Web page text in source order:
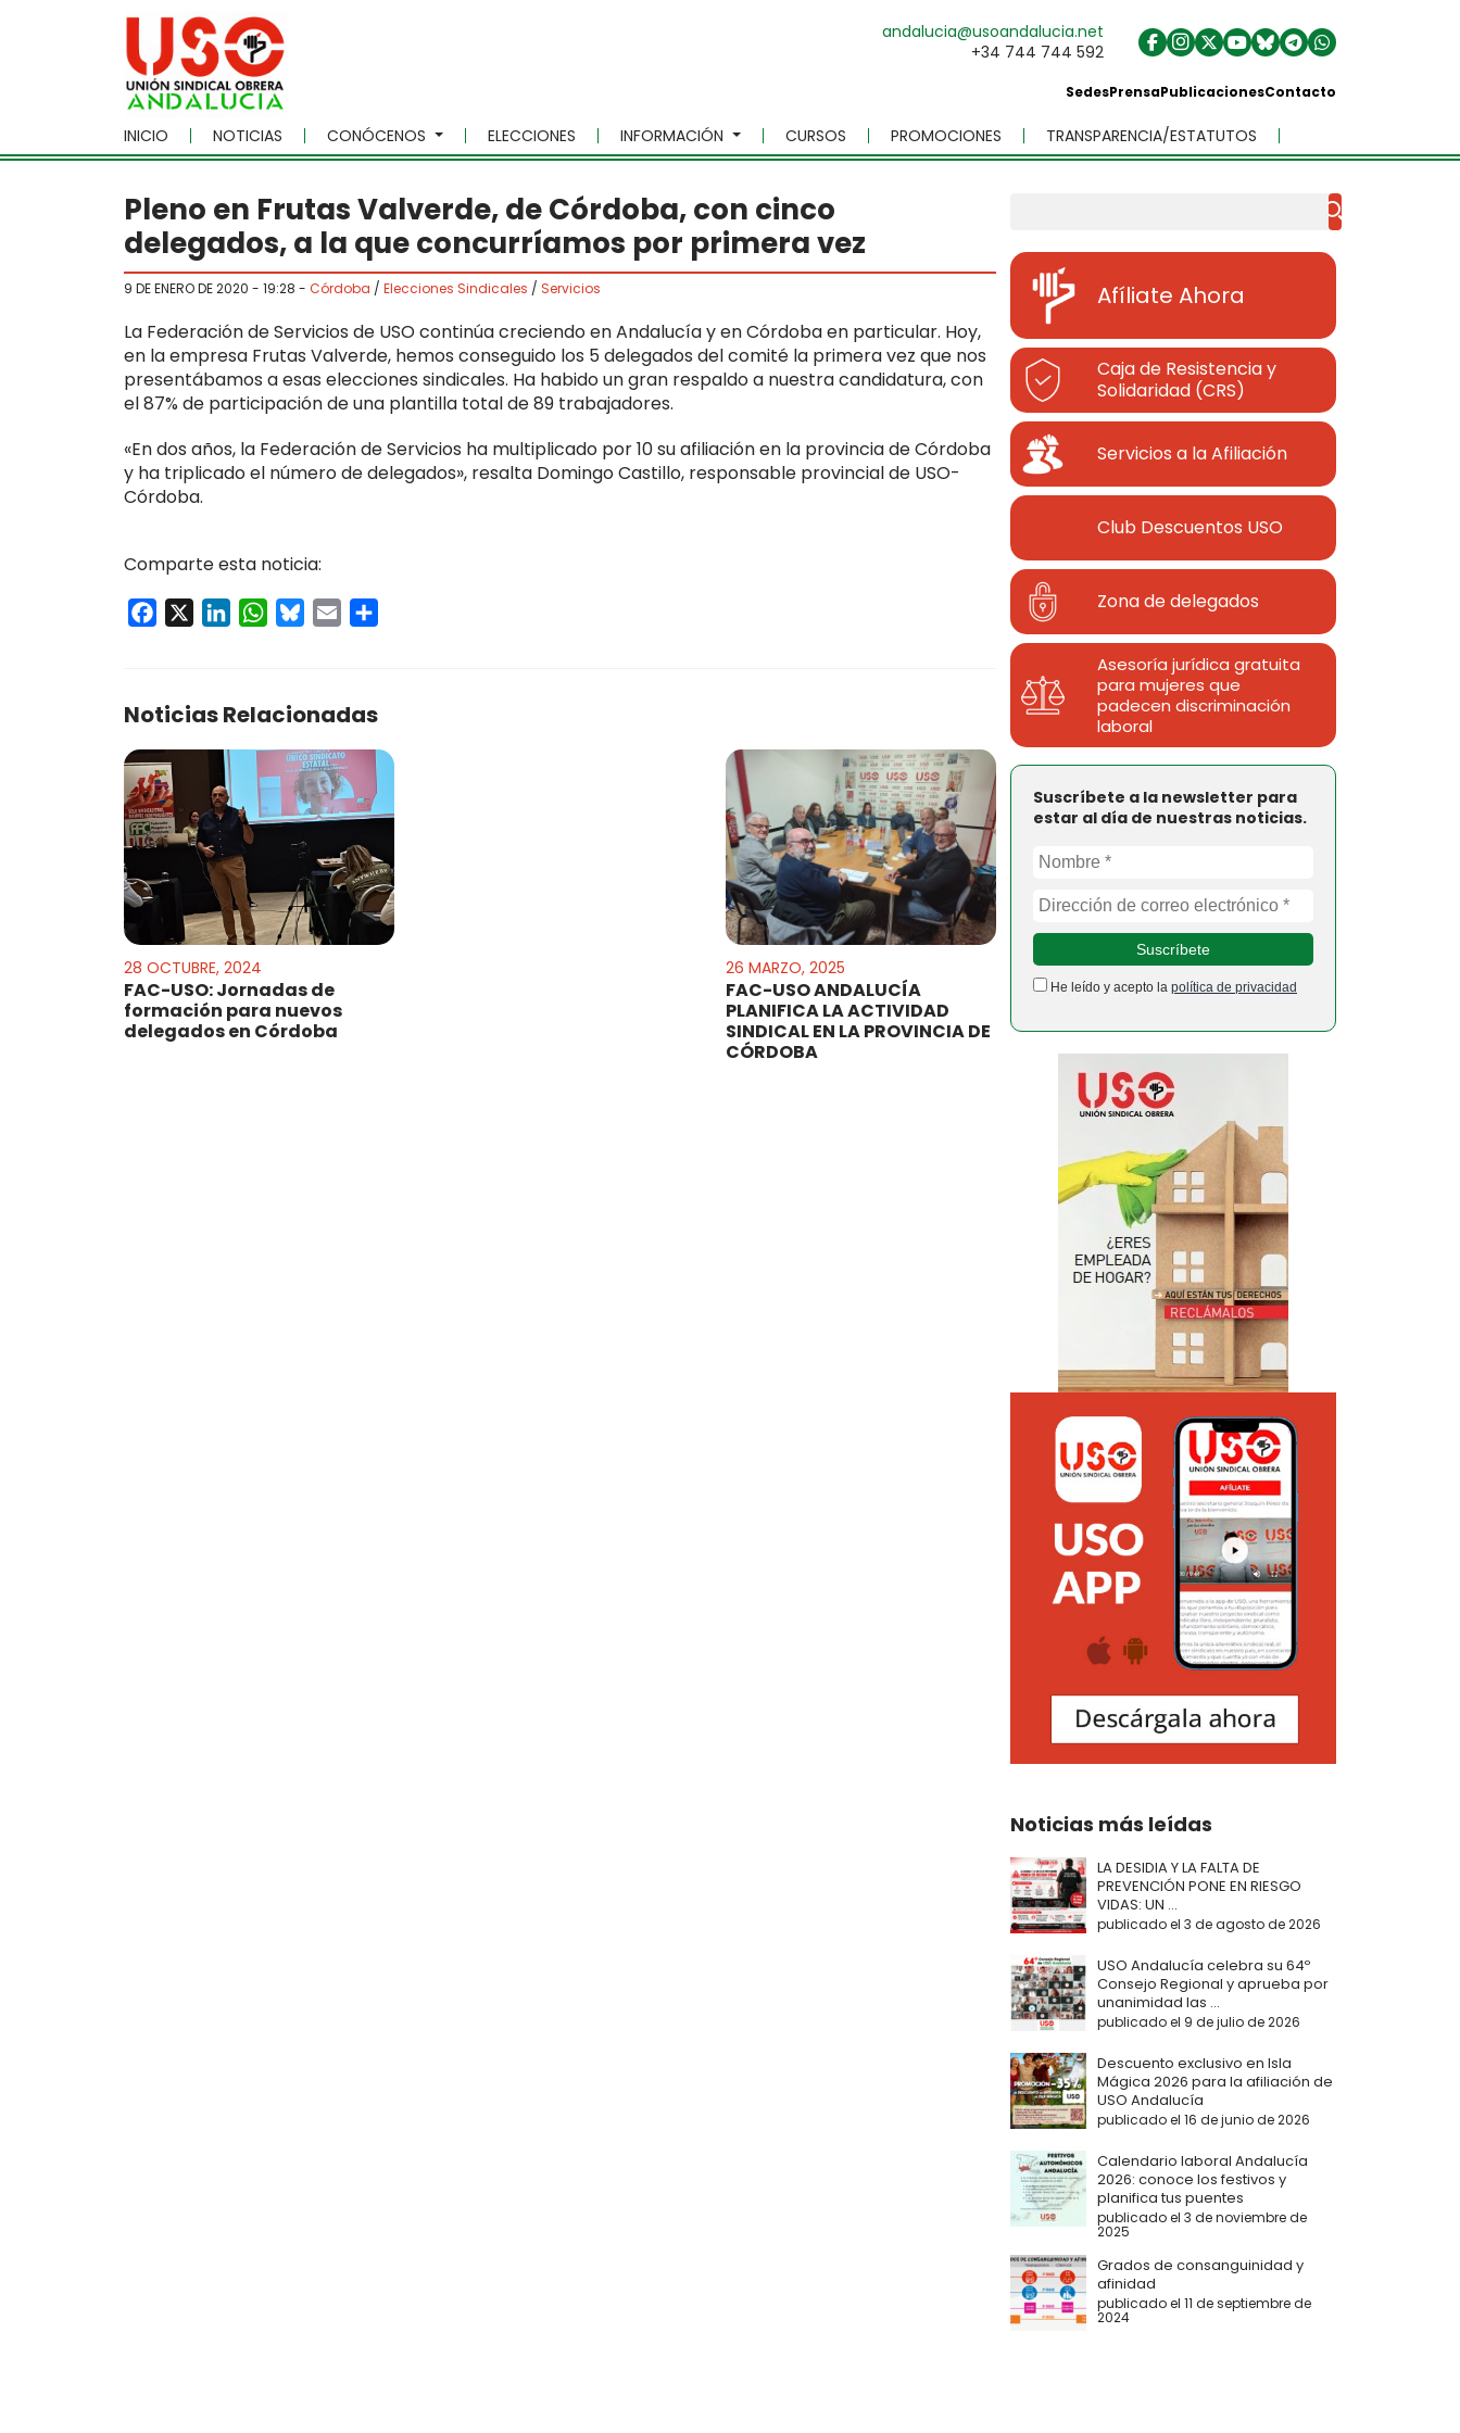
Skip to main content
andalucia@usoandalucia.net
+34 744 744 592
SedesPrensaPublicacionesContacto
INICIO NOTICIAS CONÓCENOS ELECCIONES INFORMACIÓN CURSOS PROMOCIONES TRANSPARENCIA/ESTATUTOS
Pleno en Frutas Valverde, de Córdoba, con cinco
delegados, a la que concurríamos por primera vez
9 DE ENERO DE 2020 - 19:28 - Córdoba / Elecciones Sindicales / Servicios
La Federación de Servicios de USO continúa creciendo en Andalucía y en Córdoba en particular. Hoy,
en la empresa Frutas Valverde, hemos conseguido los 5 delegados del comité la primera vez que nos
presentábamos a esas elecciones sindicales. Ha habido un gran respaldo a nuestra candidatura, con
el 87% de participación de una plantilla total de 89 trabajadores.
«En dos años, la Federación de Servicios ha multiplicado por 10 su afiliación en la provincia de Córdoba
y ha triplicado el número de delegados», resalta Domingo Castillo, responsable provincial de USO-
Córdoba.
Comparte esta noticia:
Facebook LinkedInWhatsApp
Bluesky
Email
Noticias Relacionadas
28 OCTUBRE, 2024
FAC-USO: Jornadas de
formación para nuevos
delegados en Córdoba
26 MARZO, 2025
FAC-USO ANDALUCÍA
PLANIFICA LA ACTIVIDAD
SINDICAL EN LA PROVINCIA DE
CÓRDOBA
Afíliate Ahora
Caja de Resistencia y
Solidaridad (CRS)
Servicios a la Afiliación
Club Descuentos USO
Zona de delegados
Asesoría jurídica gratuita
para mujeres que
padecen discriminación
laboral
Suscríbete a la newsletter para
estar al día de nuestras noticias.
He leído y acepto la política de privacidad
Noticias más leídas
LA DESIDIA Y LA FALTA DE
PREVENCIÓN PONE EN RIESGO
VIDAS: UN ...
publicado el 3 de agosto de 2026
USO Andalucía celebra su 64º
Consejo Regional y aprueba por
unanimidad las ...
publicado el 9 de julio de 2026
Descuento exclusivo en Isla
Mágica 2026 para la afiliación de
USO Andalucía
publicado el 16 de junio de 2026
Calendario laboral Andalucía
2026: conoce los festivos y
planifica tus puentes
publicado el 3 de noviembre de
2025
Grados de consanguinidad y
afinidad
publicado el 11 de septiembre de
2024